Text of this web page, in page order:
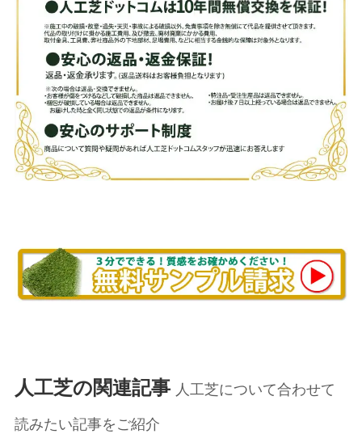
人工芝の関連記事 人工芝について合わせて
読みたい記事をご紹介